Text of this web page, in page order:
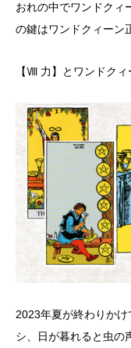
おれの中でワンドクィ
の鍵はワンドクィーン
【Ⅷ 力】とワンドクィ
2023年夏が終わりか
シ、日が暮れると虫の